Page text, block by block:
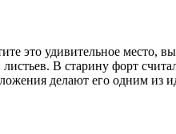
удивительное место, вы
В старину форт
делают его одним из